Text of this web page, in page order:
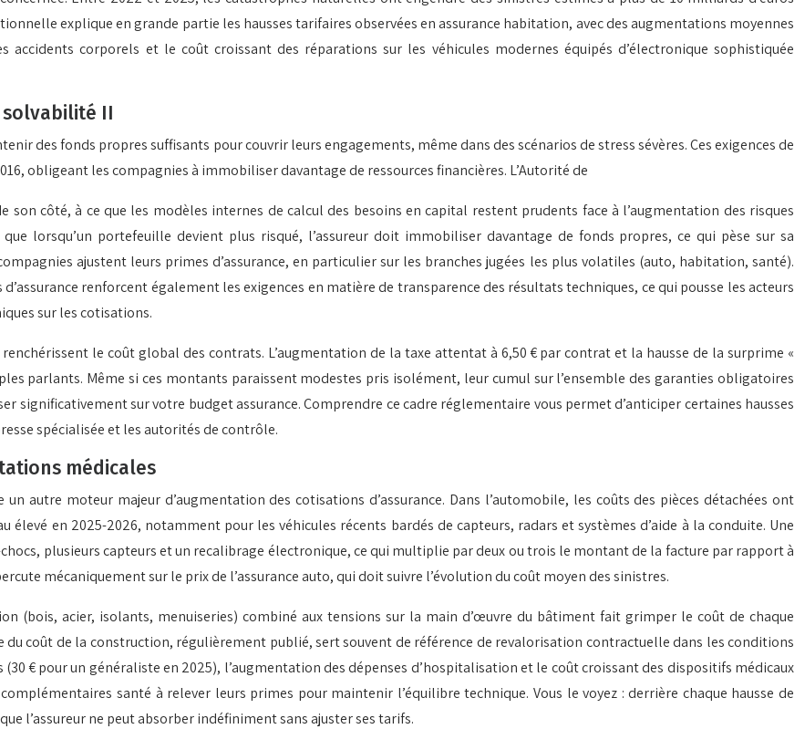
explique en grande partie les hausses tarifaires observées en assurance habitation, avec des augmentations moyennes
accidents corporels et le coût croissant des réparations sur les véhicules modernes équipés d’électronique sophistiquée
solvabilité II
des fonds propres suffisants pour couvrir leurs engagements, même dans des scénarios de stress sévères. Ces exigences de
obligeant les compagnies à immobiliser davantage de ressources financières. L’Autorité de
côté, à ce que les modèles internes de calcul des besoins en capital restent prudents face à l’augmentation des risques
lorsqu’un portefeuille devient plus risqué, l’assureur doit immobiliser davantage de fonds propres, ce qui pèse sur sa
ajustent leurs primes d’assurance, en particulier sur les branches jugées les plus volatiles (auto, habitation, santé).
renforcent également les exigences en matière de transparence des résultats techniques, ce qui pousse les acteurs
sur les cotisations.
le coût global des contrats. L’augmentation de la taxe attentat à 6,50 € par contrat et la hausse de la surprime «
parlants. Même si ces montants paraissent modestes pris isolément, leur cumul sur l’ensemble des garanties obligatoires
sur votre budget assurance. Comprendre ce cadre réglementaire vous permet d’anticiper certaines hausses
spécialisée et les autorités de contrôle.
médicales
autre moteur majeur d’augmentation des cotisations d’assurance. Dans l’automobile, les coûts des pièces détachées ont
élevé en 2025-2026, notamment pour les véhicules récents bardés de capteurs, radars et systèmes d’aide à la conduite. Une
plusieurs capteurs et un recalibrage électronique, ce qui multiplie par deux ou trois le montant de la facture par rapport à
mécaniquement sur le prix de l’assurance auto, qui doit suivre l’évolution du coût moyen des sinistres.
(bois, acier, isolants, menuiseries) combiné aux tensions sur la main d’œuvre du bâtiment fait grimper le coût de chaque
du coût de la construction, régulièrement publié, sert souvent de référence de revalorisation contractuelle dans les conditions
€ pour un généraliste en 2025), l’augmentation des dépenses d’hospitalisation et le coût croissant des dispositifs médicaux
santé à relever leurs primes pour maintenir l’équilibre technique. Vous le voyez : derrière chaque hausse de
l’assureur ne peut absorber indéfiniment sans ajuster ses tarifs.